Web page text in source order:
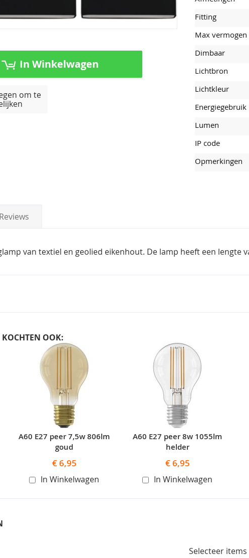
In Winkelwagen
om te
Fitting
Max vermogen
Dimbaar
Lichtbron
Lichtkleur
Energiegebruik
Lumen
IP code
Opmerkingen
Reviews
van textiel en geolied eikenhout. De lamp heeft een lengte
OOK:
A60 E27 peer 7,5w 806lm
goud
€ 6,95
In Winkelwagen
A60 E27 peer 8w 1055lm
helder
€ 6,95
In Winkelwagen
Selecteer